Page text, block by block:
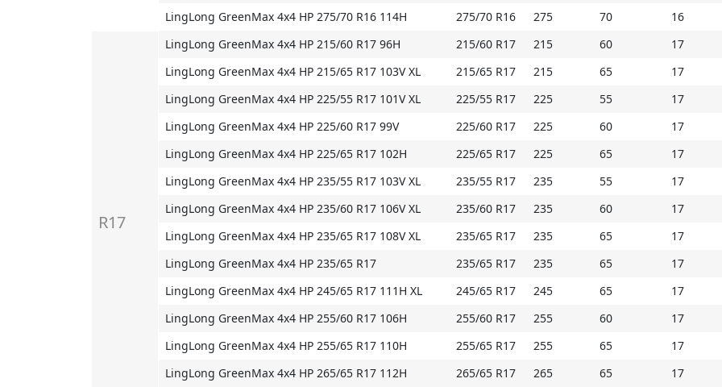
LingLong GreenMax 4x4 HP 275/70 R16 114H
275/70 R16 275 70 16
R17
LingLong GreenMax 4x4 HP 215/60 R17 96H 215/60 R17 215 60 17
LingLong GreenMax 4x4 HP 215/65 R17 103V XL
215/65 R17 215 65 17
LingLong GreenMax 4x4 HP 225/55 R17 101V XL
225/55 R17 225 55 17
LingLong GreenMax 4x4 HP 225/60 R17 99V
225/60 R17 225 60 17
LingLong GreenMax 4x4 HP 225/65 R17 102H
225/65 R17 225 65 17
LingLong GreenMax 4x4 HP 235/55 R17 103V XL
235/55 R17 235 55 17
LingLong GreenMax 4x4 HP 235/60 R17 106V XL
235/60 R17 235 60 17
LingLong GreenMax 4x4 HP 235/65 R17 108V XL
235/65 R17 235 65 17
LingLong GreenMax 4x4 HP 235/65 R17
235/65 R17 235 65
17
LingLong GreenMax 4x4 HP 245/65 R17 111H XL
245/65 R17 245 65 17
LingLong GreenMax 4x4 HP 255/60 R17 106H
255/60 R17 255 60 17
LingLong GreenMax 4x4 HP 255/65 R17 110H
255/65 R17 255 65 17
LingLong GreenMax 4x4 HP 265/65 R17 112H
265/65 R17 265 65 17